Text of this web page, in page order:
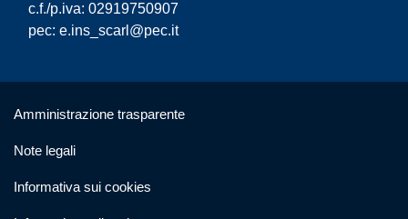
c.f./p.iva: 02919750907
pec: e.ins_scarl@pec.it
Amministrazione trasparente
Note legali
Informativa sui cookies